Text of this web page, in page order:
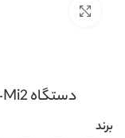
دستگاه PL-XVR-H5108-N-Mi2 کیو پلاس
برند